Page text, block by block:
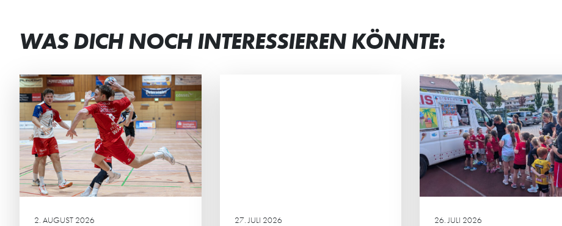
WAS DICH NOCH INTERESSIEREN KÖNNTE:
2. AUGUST 2026 27. JULI 2026
DEN TEAMGEIST
GESTÄRKT
Die männliche C2 der HG
verbrachte ein actionreiches
Wochenende in der Südpfalz.
26. JULI 2026
“MAN
VIEL ZURÜCK”
Petra Frank und Iryna
sind die
Jahres 2026“ von HG
Stadtwerken